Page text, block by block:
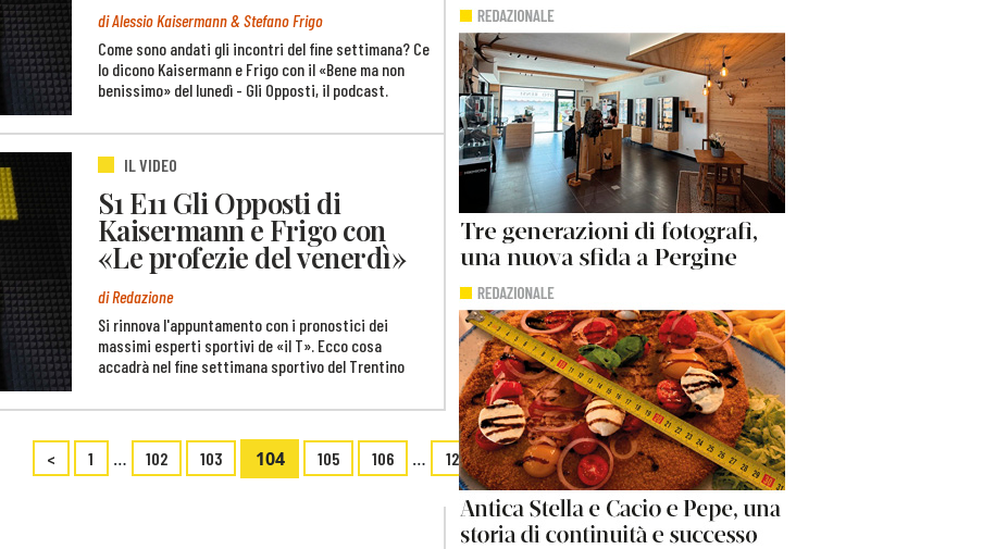
di Alessio Kaisermann & Stefano Frigo
Come sono andati gli incontri del fine settimana? Ce
lo dicono Kaisermann e Frigo con il «Bene ma non
benissimo» del lunedì - Gli Opposti, il podcast.
IL VIDEO
S1 E11 Gli Opposti di
Kaisermann e Frigo con
«Le profezie del venerdì»
di Redazione
Si rinnova l'appuntamento con i pronostici dei
massimi esperti sportivi de «il T». Ecco cosa
accadrà nel fine settimana sportivo del Trentino
< 1 … 102 103 104 105 106 … 122 >